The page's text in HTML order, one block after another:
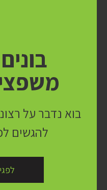
בוא נדבר על
להגשים